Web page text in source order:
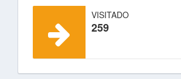
VISITADO
259